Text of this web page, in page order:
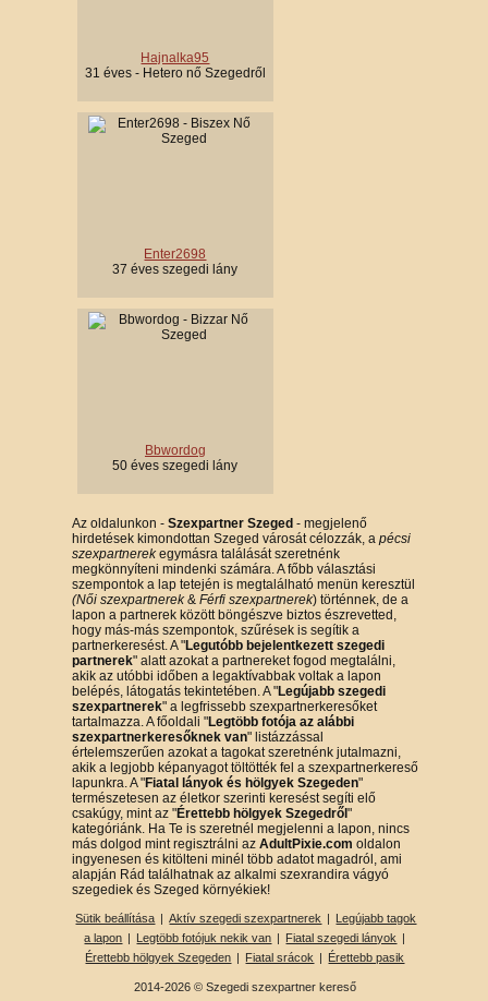
Hajnalka95
31 éves - Hetero nő Szegedről
Enter2698
37 éves szegedi lány
Bbwordog
50 éves szegedi lány
Az oldalunkon - Szexpartner Szeged - megjelenő
hirdetések kimondottan Szeged városát célozzák, a pécsi
szexpartnerekegymásra találását szeretnénk
megkönnyíteni mindenki számára. A főbb választási
szempontok a lap tetején is megtalálható menün keresztül
(Női szexpartnerek& Férfi szexpartnerek) történnek, de a
lapon a partnerek között böngészve biztos észrevetted,
hogy más-más szempontok, szűrések is segítik a
partnerkeresést. A "Legutóbb bejelentkezett szegedi
partnerek" alatt azokat a partnereket fogod megtalálni,
akik az utóbbi időben a legaktívabbak voltak a lapon
belépés, látogatás tekintetében. A "Legújabb szegedi
szexpartnerek" a legfrissebb szexpartnerkeresőket
tartalmazza. A főoldali "Legtöbb fotója az alábbi
szexpartnerkeresőknek van" listázzással
értelemszerűen azokat a tagokat szeretnénk jutalmazni,
akik a legjobb képanyagot töltötték fel a szexpartnerkereső
lapunkra. A "Fiatal lányok és hölgyek Szegeden"
természetesen az életkor szerinti keresést segíti elő
csakúgy, mint az "Érettebb hölgyek Szegedről "
kategóriánk. Ha Te is szeretnél megjelenni a lapon, nincs
más dolgod mint regisztrálni az AdultPixie.com oldalon
ingyenesen és kitölteni minél több adatot magadról, ami
alapján Rád találhatnak az alkalmi szexrandira vágyó
szegediek és Szeged környékiek!
Sütik beállítása | Aktív szegedi szexpartnerek | Legújabb tagok
a lapon | Legtöbb fotójuk nekik van | Fiatal szegedi lányok |
Érettebb hölgyek Szegeden | Fiatal srácok | Érettebb pasik
2014-2026 © Szegedi szexpartner kereső